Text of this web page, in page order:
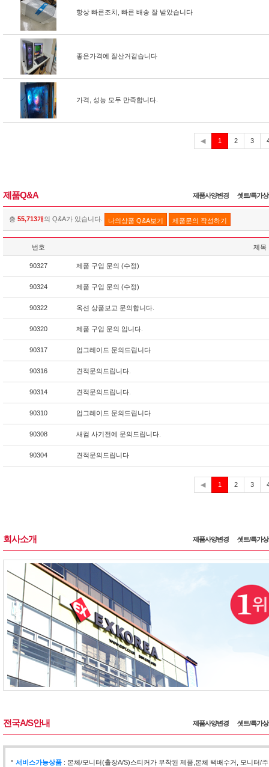
항상 빠른조치, 빠른 배송 잘 받았습니다
좋은가격에 잘산거같습니다
가격, 성능 모두 만족합니다.
◀ 1
재
2 3
제품Q&A 제품사양변경 셋트/특가
총 55,713개의 Q&A가 있습니다. 나의상품 Q&A보기 제품문의 작성하기
번호 제목
90327 제품 구입 문의 (수정)
90324 제품 구입 문의 (수정)
90322 옥션 상품보고 문의합니다.
90320 제품 구입 문의 입니다.
90317 업그레이드 문의드립니다
90316 견적문의드립니다.
90314 견적문의드립니다.
90310 업그레이드 문의드립니다
90308 새컴 사기전에 문의드립니다.
90304 견적문의드립니다
◀ 1
재
2 3
회사소개 제품사양변경 셋트/특가
전국A/S안내 제품사양변경 셋트/특가
서비스가능상품 : 본체/모니터(출장A/S)스티커가 부착된 제품,본체 택배수거, 모니터/